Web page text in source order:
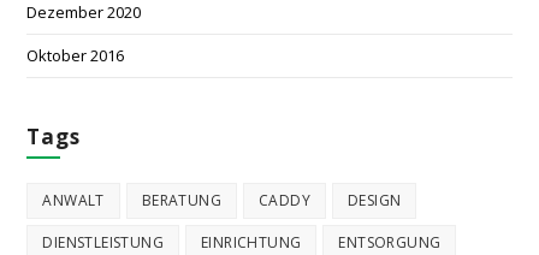
Dezember 2020
Oktober 2016
Tags
ANWALT BERATUNG CADDY DESIGN
DIENSTLEISTUNG EINRICHTUNG ENTSORGUNG